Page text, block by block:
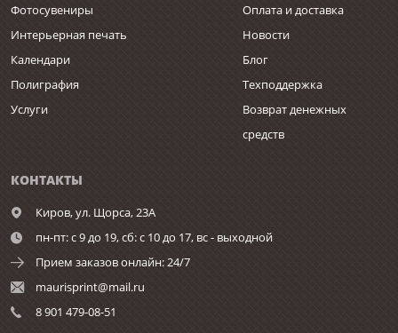
Фотосувениры
Интерьерная печать
Календари
Полиграфия
Услуги
Оплата и доставка
Новости
Блог
Техподдержка
Возврат денежных
средств
КОНТАКТЫ
Киров,ул. Щорса, 23А
пн-пт: с 9 до 19, сб: с 10 до 17, вс - выходной
Прием заказов онлайн: 24/7
maurisprint@mail.ru
8 901 479-08-51